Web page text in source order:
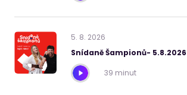
5. 8. 2026
Snídaně Šampionů- 5.8.2026
39 minut